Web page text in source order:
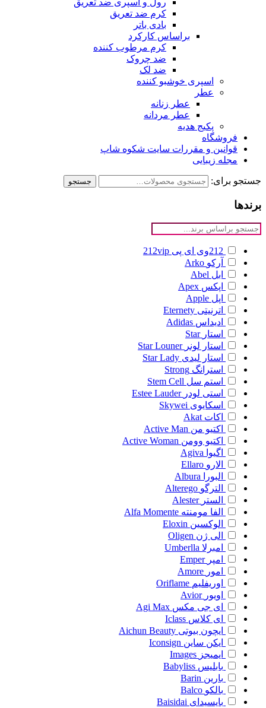
رول و اسپری ضد تعریق
کرم ضد تعریق
بادی باتر
براساس کارکرد
کرم مرطوب کننده
ضد چروک
ضد لک
اسپری خوشبو کننده
عطر
عطر زنانه
عطر مردانه
پکیج هدیه
فروشگاه
قوانین و مقررات سایت شکوه شاپ
مجله زیبایی
جستجو برای: جستجو
برندها
212وی ای پی
212vip
آرکو Arko
ابل Abel
اپکس Apex
اپل Apple
اترنیتی Eternety
ادیداس Adidas
استار Star
استار لونر Star Louner
استار لیدی Star Lady
استرانگ Strong
استم سل Stem Cell
استی لودر Estee Lauder
اسکایوی Skywei
اکات Akat
اکتیو من Active Man
اکتیو وومن Active Woman
اگیوا Agiva
الارو Ellaro
البورا
Albura
الترگو Alterego
الستر Alester
الفا مومنته Alfa Momente
الوکسین Eloxin
الی ژن Oligen
امبرلا Umberlla
امپر Emper
امور Amore
اوریفلیم Oriflame
اویور Avior
ای جی مکس Agi Max
ای کلاس Iclass
ایچون بیوتی Aichun Beauty
ایکن ساین Iconsign
ایمیجز Images
بابلیس Babyliss
بارین Barin
بالکو Balco
بایسیدای Baisidai